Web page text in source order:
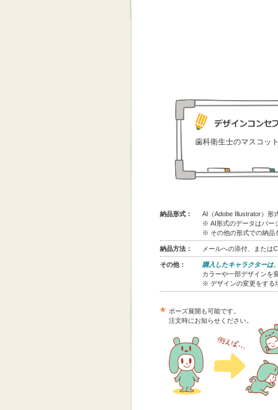
歯科衛生士のマスコッ
納品形式：
AI（Adobe Illustrator）形
※ AI形式のデータはバー
※ その他の形式での納品
納品方法： メールへの添付、または
その他： 購入したキャラクターは
カラーや一部デザインを
※ デザインの変更をする
ポーズ展開も可能です。
注文時にお知らせください。